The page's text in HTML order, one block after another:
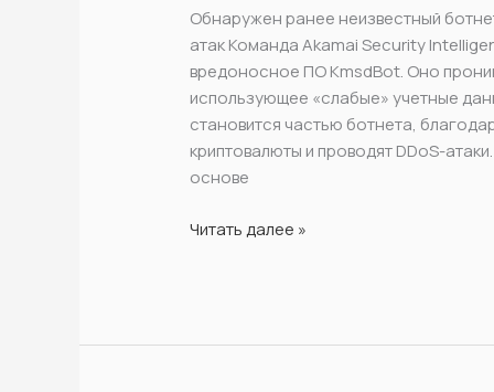
Обнаружен ранее неизвестный
атак Команда Akamai Security
вредоносное ПО KmsdBot. Оно
использующее «слабые» учетные
становится частью ботнета,
криптовалюты и проводят DDoS-
основе
версии
Jet
CSIRT
Читать далее »